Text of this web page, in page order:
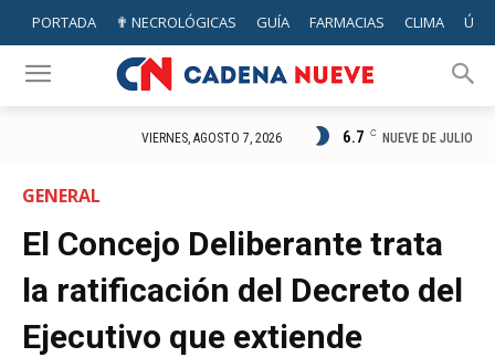
PORTADA ✟ NECROLÓGICAS GUÍA FARMACIAS CLIMA
VIERNES, AGOSTO 7, 2026 6.7 C NUEVE DE JULIO
GENERAL
El Concejo Deliberante trata
la ratificación del Decreto del
Ejecutivo que extiende